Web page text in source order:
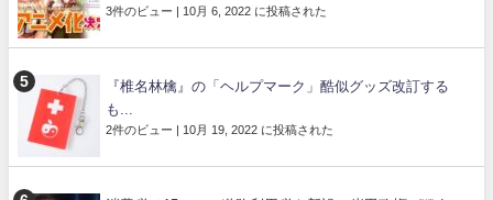
3件のビュー | 10月 6, 2022 に投稿された
『椎名林檎』の「ヘルプマーク」酷似グッズ改訂する
も...
2件のビュー | 10月 19, 2022 に投稿された